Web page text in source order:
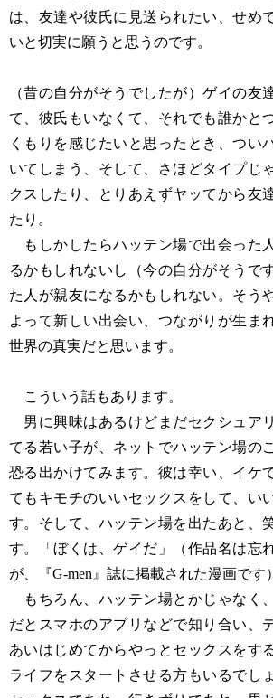
は、友達や彼氏に見送られたい、せめ
いと切実に願うと思うのです。
（昔の自分がそうでしたが）ゲイの友
て、彼氏もいなくて、それでも誰かと
くもりを感じたいと思ったとき、つい
いてしまう、そして、さほどタイプじ
クスしたり、とりあえずヤッてから友
たり。
もしかしたらハッテン場で出会った
るかもしれないし（今の自分がそうで
た人が親友になるかもしれない。そう
よって新しい出会い、つながりが生ま
世界の真実だと思います。
こういう話もあります。
男に興味はあるけどまだセクシュア
てる若い子が、ネットでハッテン場の
恐る出かけてみます。彼は幸い、イケ
てもキモチのいいセックスをして、い
す。そして、ハッテン場を出たあと、
す。「ぼくは、ゲイだ」（作品名は忘
が、『G-men』誌に掲載された漫画です）
もちろん、ハッテン場とかじゃなく
だとスマホのアプリなどで知り合い、
あいはじめてからやっとセックスをす
ライフをスタートさせる方もいるでし